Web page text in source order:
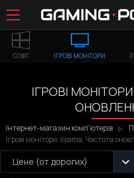
СОФТ ІГРОВІ МОНІТОРИ
ІГРОВІ
Інтернет-магазин комп'ютерів
Ігрові монітори: Iiyama, Частота
Цене (от дорогих)